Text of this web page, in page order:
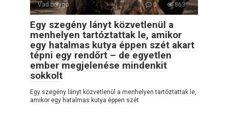
Vad bolygó 0 863
Egy szegény lányt közvetlenül a
menhelyen tartóztattak le, amikor
egy hatalmas kutya éppen szét akart
tépni egy rendőrt – de egyetlen
ember megjelenése mindenkit
sokkolt
Egy szegény lányt közvetlenül a menhelyen tartóztattak le,
amikor egy hatalmas kutya éppen szét